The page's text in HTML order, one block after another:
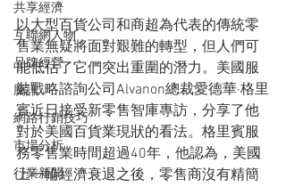
共享經濟
互聯網人物
品牌經營
騰訊
網路行銷技巧
市場分析
行業新聞
以大型百貨公司和商超為代表的傳統零
售業無疑將面對艱難的轉型，但人們可
能低估了它們突出重圍的潛力。美國服
裝戰略諮詢公司Alvanon總裁愛德華·格里
賓近日接受新零售智庫專訪，分享了他
對於美國百貨業現狀的看法。格里賓服
務零售業時間超過40年，他認為，美國
上一輪經濟衰退之後，零售商沒有精簡